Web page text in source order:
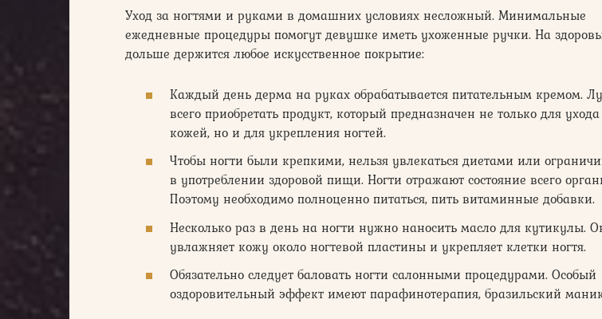
Уход за ногтями и руками в домашних условиях несложный. Минимальные
ежедневные процедуры помогут девушке иметь ухоженные ручки. На
дольше держится любое искусственное покрытие:
Каждый день дерма на руках обрабатывается питательным кремом.
всего приобретать продукт, который предназначен не только для
кожей, но и для укрепления ногтей.
Чтобы ногти были крепкими, нельзя увлекаться диетами или
в употреблении здоровой пищи. Ногти отражают состояние всего
Поэтому необходимо полноценно питаться, пить витаминные добавки.
Несколько раз в день на ногти нужно наносить масло для кутикулы.
увлажняет кожу около ногтевой пластины и укрепляет клетки ногтя.
Обязательно следует баловать ногти салонными процедурами. Особый
оздоровительный эффект имеют парафинотерапия, бразильский